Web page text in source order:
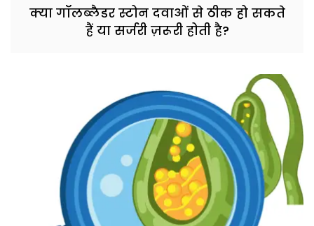
क्या गॉलब्लैडर स्टोन दवाओं से ठीक हो सकते
हैं या सर्जरी ज़रूरी होती है?